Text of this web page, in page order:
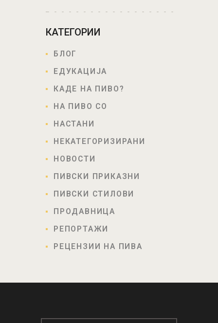
КАТЕГОРИИ
БЛОГ
ЕДУКАЦИЈА
КАДЕ НА ПИВО?
НА ПИВО СО
НАСТАНИ
НЕКАТЕГОРИЗИРАНИ
НОВОСТИ
ПИВСКИ ПРИКАЗНИ
ПИВСКИ СТИЛОВИ
ПРОДАВНИЦА
РЕПОРТАЖИ
РЕЦЕНЗИИ НА ПИВА